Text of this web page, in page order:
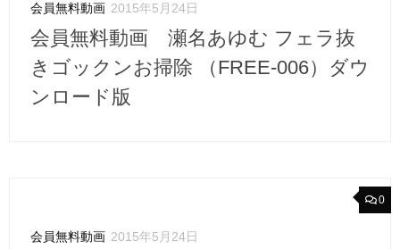
会員無料動画 2015年5月24日
会員無料動画 瀬名あゆむ フェラ抜
きゴックンお掃除 （FREE-006）ダウ
ンロード版
0
会員無料動画 2015年5月24日